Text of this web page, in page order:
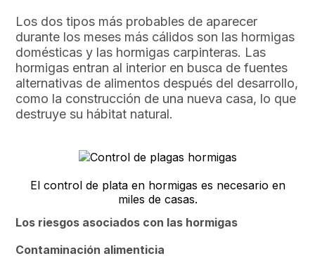
Los dos tipos más probables de aparecer
durante los meses más cálidos son las hormigas
domésticas y las hormigas carpinteras. Las
hormigas entran al interior en busca de fuentes
alternativas de alimentos después del desarrollo,
como la construcción de una nueva casa, lo que
destruye su hábitat natural.
El control de plata en hormigas es necesario en
miles de casas.
Los riesgos asociados con las hormigas
Contaminación alimenticia